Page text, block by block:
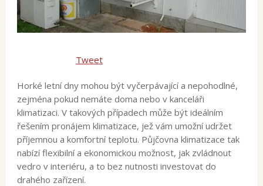
Tweet
Horké letní dny mohou být vyčerpávající a nepohodlné,
zejména pokud nemáte doma nebo v kanceláři
klimatizaci. V takových případech může být ideálním
řešením pronájem klimatizace, jež vám umožní udržet
příjemnou a komfortní teplotu. Půjčovna klimatizace tak
nabízí flexibilní a ekonomickou možnost, jak zvládnout
vedro v interiéru, a to bez nutnosti investovat do
drahého zařízení.